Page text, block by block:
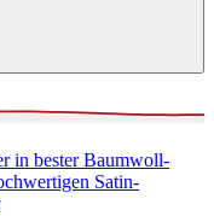
in bester Baumwoll-
Satin-